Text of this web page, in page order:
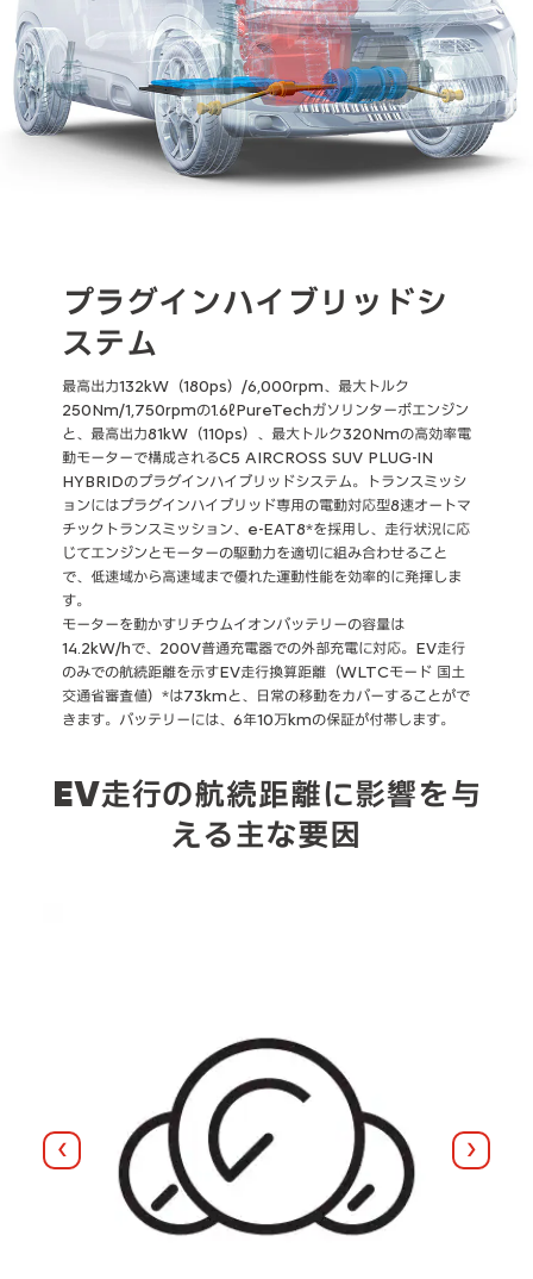
プラグインハイブリッドシ
ステム
最高出力132kW（180ps）/6,000rpm、最大トルク
250Nm/1,750rpmの1.6ℓPureTechガソリンターボエンジン
と、最高出力81kW（110ps）、最大トルク320Nmの高効率電
動モーターで構成されるC5 AIRCROSS SUV PLUG-IN
HYBRIDのプラグインハイブリッドシステム。トランスミッシ
ョンにはプラグインハイブリッド専用の電動対応型8速オートマ
チックトランスミッション、e-EAT8*を採用し、走行状況に応
じてエンジンとモーターの駆動力を適切に組み合わせること
で、低速域から高速域まで優れた運動性能を効率的に発揮しま
す。
モーターを動かすリチウムイオンバッテリーの容量は
14.2kW/hで、200V普通充電器での外部充電に対応。EV走行
のみでの航続距離を示すEV走行換算距離（WLTCモード 国土
交通省審査値）*は73kmと、日常の移動をカバーすることがで
きます。バッテリーには、6年10万kmの保証が付帯します。
EV走行の航続距離に影響を与
える主な要因
前へ 次へ